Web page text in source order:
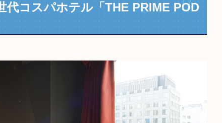
代コスパホテル「THE PRIME POD